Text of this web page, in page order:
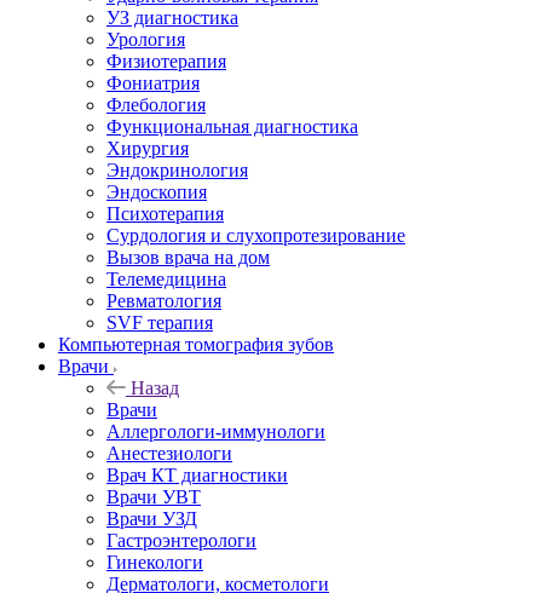
УЗ диагностика
Урология
Физиотерапия
Фониатрия
Флебология
Функциональная диагностика
Хирургия
Эндокринология
Эндоскопия
Психотерапия
Сурдология и слухопротезирование
Вызов врача на дом
Телемедицина
Ревматология
SVF терапия
Компьютерная томография зубов
Врачи
Назад
Врачи
Аллергологи-иммунологи
Анестезиологи
Врач КТ диагностики
Врачи УВТ
Врачи УЗД
Гастроэнтерологи
Гинекологи
Дерматологи, косметологи